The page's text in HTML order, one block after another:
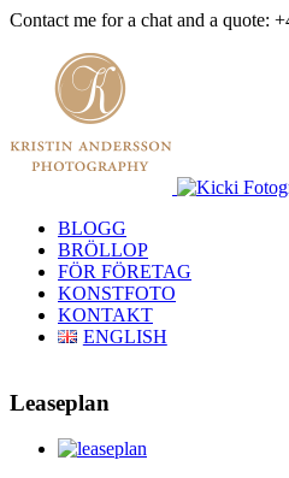
Skip
content
Contact me for a chat and a quote:
BLOGG
BRÖLLOP
FÖR FÖRETAG
KONSTFOTO
KONTAKT
ENGLISH
Leaseplan
View